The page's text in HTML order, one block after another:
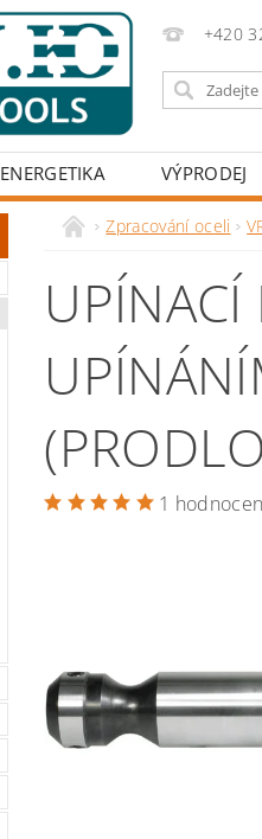
+420
ENERGETIKA VÝPRODEJ
Zpracování oceli
UPÍNACÍ
1